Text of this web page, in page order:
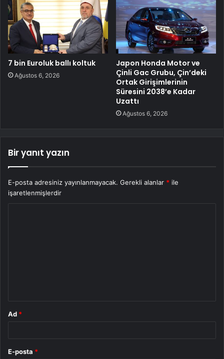
7 bin Euroluk ballı koltuk
Ağustos 6, 2026
Japon Honda Motor ve
Çinli Gac Grubu, Çin’deki
Ortak Girişimlerinin
Süresini 2038’e Kadar
Uzattı
Ağustos 6, 2026
Bir yanıt yazın
E-posta adresiniz yayınlanmayacak. Gerekli alanlar * ile
işaretlenmişlerdir
Ad *
E-posta *